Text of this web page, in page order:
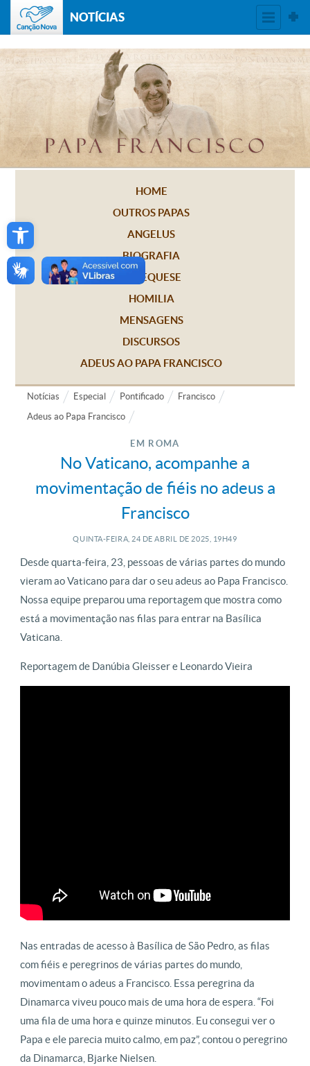
Open toolbar
NOTÍCIAS
HOME
OUTROS PAPAS
ANGELUS
BIOGRAFIA
CATEQUESE
HOMILIA
MENSAGENS
DISCURSOS
ADEUS AO PAPA FRANCISCO
Notícias Especial Pontificado
Francisco
Adeus ao Papa Francisco
EM ROMA
No Vaticano, acompanhe a
movimentação de fiéis no adeus a
Francisco
QUINTA-FEIRA, 24 DE ABRIL DE 2025, 19H49
Desde quarta-feira, 23, pessoas de várias partes do mundo
vieram ao Vaticano para dar o seu adeus ao Papa Francisco.
Nossa equipe preparou uma reportagem que mostra como
está a movimentação nas filas para entrar na Basílica
Vaticana.
Reportagem de Danúbia Gleisser e Leonardo Vieira
Nas entradas de acesso à Basílica de São Pedro, as filas
com fiéis e peregrinos de várias partes do mundo,
movimentam o adeus a Francisco. Essa peregrina da
Dinamarca viveu pouco mais de uma hora de espera. “Foi
uma fila de uma hora e quinze minutos. Eu consegui ver o
Papa e ele parecia muito calmo, em paz”, contou o peregrino
da Dinamarca, Bjarke Nielsen.